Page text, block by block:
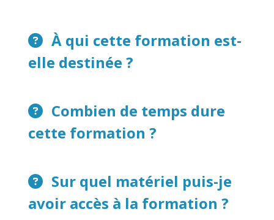
À qui cette formation est-
elle destinée ?
Combien de temps dure
cette formation ?
Sur quel matériel puis-je
avoir accès à la formation ?